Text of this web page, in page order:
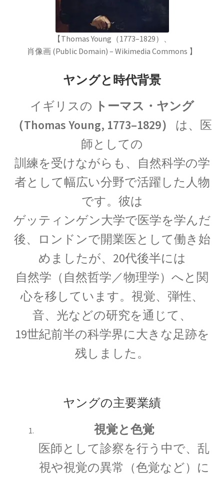
歴史的な集合写真
1927年10月開催
【第五回ソルベー会議】
Ａ＝マリ・アンペール
【電流の仕組みを分かり易く実験で説明】
17世紀生まれの
物理学者のまとめ
18世紀生まれの
物理学者のまとめ
20世紀生まれの
物理学者の纏め
レンツ_Heinrich Friedrich Emil Lenz【変動磁場_誘導
起電力を法則化】
【Thomas Young（1773–1829）、
肖像画 (Public Domain) – Wikimedia Commons 】
ヤングと時代背景
イギリスの トーマス・ヤング
（Thomas Young, 1773–1829）
は、医
師としての
訓練を受けながらも、自然科学の学
者として幅広い分野で活躍した人物
です。彼は
ゲッティンゲン大学で医学を学んだ
後、ロンドンで開業医として働き始
めましたが、20代後半には
自然学（自然哲学／物理学）へと関
心を移しています。視覚、弾性、
音、光などの研究を通じて、
19世紀前半の科学界に大きな足跡を
残しました。
ヤングの主要業績
視覚と色覚
医師として診察を行う中で、乱
視や視覚の異常（色覚など）に